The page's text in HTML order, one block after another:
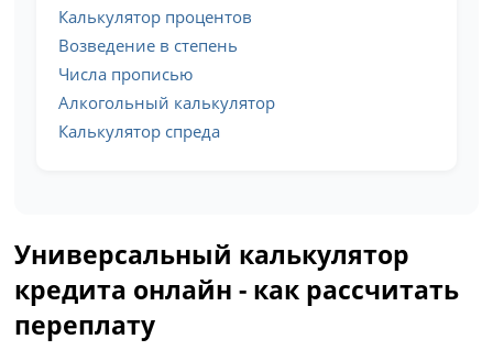
Калькулятор процентов
Возведение в степень
Числа прописью
Алкогольный калькулятор
Калькулятор спреда
Универсальный калькулятор
кредита онлайн - как рассчитать
переплату